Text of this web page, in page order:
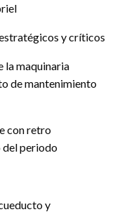
y críticos
la maquinaria
de mantenimiento
con retro
del periodo
y